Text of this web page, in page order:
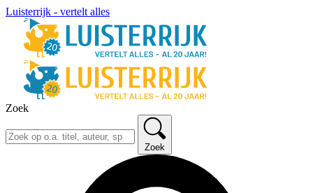
Luisterrijk - vertelt alles
Zoek
Zoek